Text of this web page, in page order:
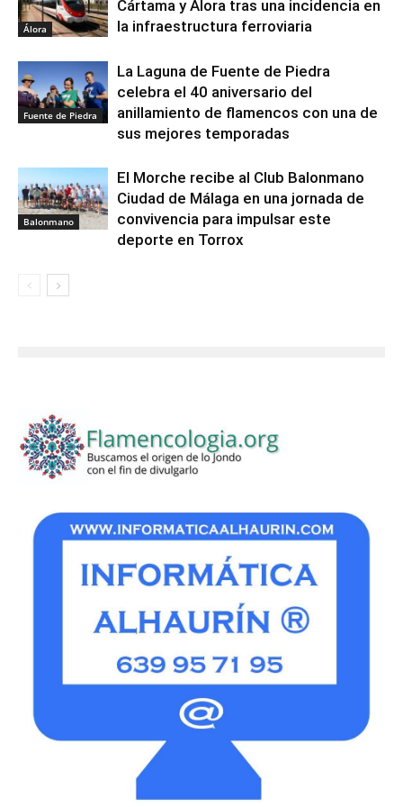
Álora
Cártama y Álora tras una incidencia en
la infraestructura ferroviaria
Fuente de Piedra
La Laguna de Fuente de Piedra
celebra el 40 aniversario del
anillamiento de flamencos con una de
sus mejores temporadas
Balonmano
El Morche recibe al Club Balonmano
Ciudad de Málaga en una jornada de
convivencia para impulsar este
deporte en Torrox